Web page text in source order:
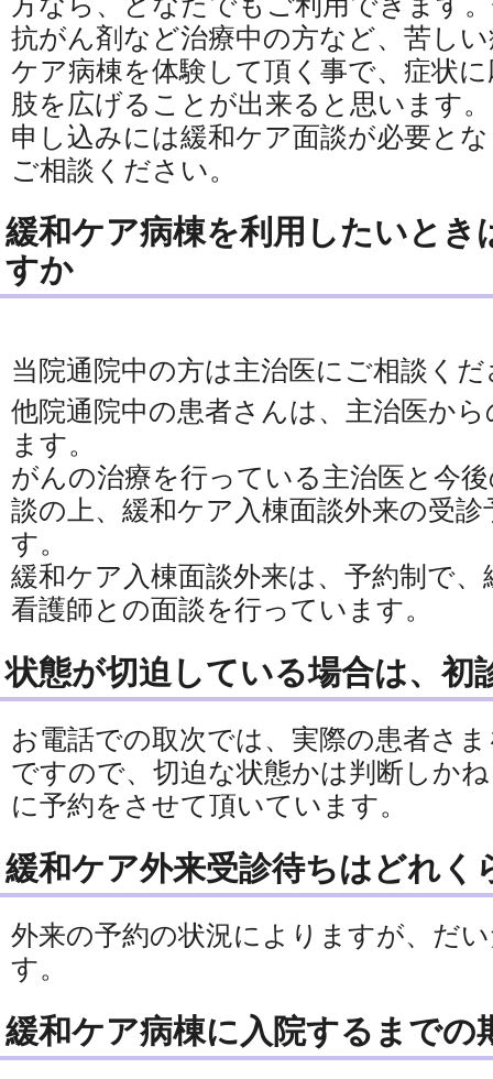
抗がん剤など治療中の方など、苦し
ケア病棟を体験して頂く事で、症状
肢を広げることが出来ると思います。
申し込みには緩和ケア面談が必要と
ご相談ください。
緩和ケア病棟を利用したいと
すか
当院通院中の方は主治医にご相談く
他院通院中の患者さんは、主治医か
ます。
がんの治療を行っている主治医と今
談の上、緩和ケア入棟面談外来の受
す。
緩和ケア入棟面談外来は、予約制で
看護師との面談を行っています。
状態が切迫している場合は、初
お電話での取次では、実際の患者さ
ですので、切迫な状態かは判断しか
に予約をさせて頂いています。
緩和ケア外来受診待ちはどれく
外来の予約の状況によりますが、だ
す。
緩和ケア病棟に入院するまでの